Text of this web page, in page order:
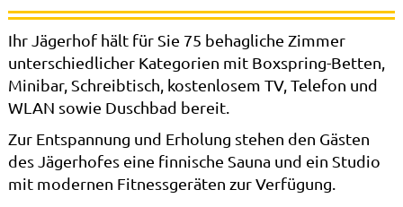
Ihr Jägerhof hält für Sie 75 behagliche Zimmer
unterschiedlicher Kategorien mit Boxspring-Betten,
Minibar, Schreibtisch, kostenlosem TV, Telefon und
WLAN sowie Duschbad bereit.
Zur Entspannung und Erholung stehen den Gästen
des Jägerhofes eine finnische Sauna und ein Studio
mit modernen Fitnessgeräten zur Verfügung.